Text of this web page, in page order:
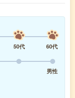
50代
60代
男性